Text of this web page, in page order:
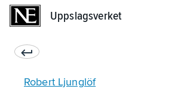
Uppslagsverket
Robert Ljunglöf